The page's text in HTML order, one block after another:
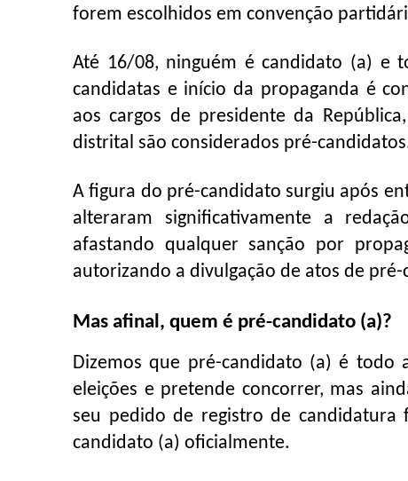
forem escolhidos em convenção
Até 16/08, ninguém é candidato (a) e
candidatas e início da propaganda é
aos cargos de presidente da
distrital são considerados pré-
A figura do pré-candidato surgiu após
alteraram significativamente a
afastando qualquer sanção por
autorizando a divulgação de atos de pré-
Mas afinal, quem é pré-candidato (a)?
Dizemos que pré-candidato (a) é todo
eleições e pretende concorrer, mas
seu pedido de registro de candidatura
candidato (a) oficialmente.